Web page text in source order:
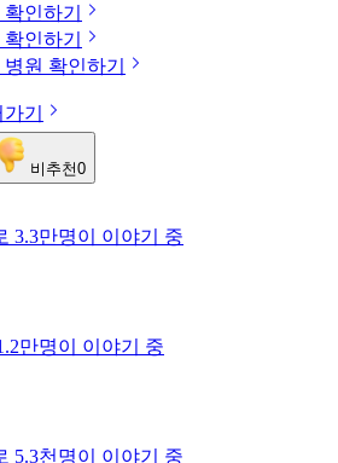
인하기
인하기
원 확인하기
기
비추천0
3.3만명이 이야기 중
만명이 이야기 중
5.3천명이 이야기 중